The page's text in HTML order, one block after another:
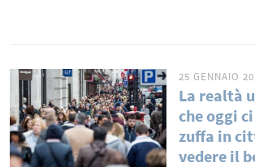
25 GENNAIO
La realtà
che oggi
zuffa in
vedere il